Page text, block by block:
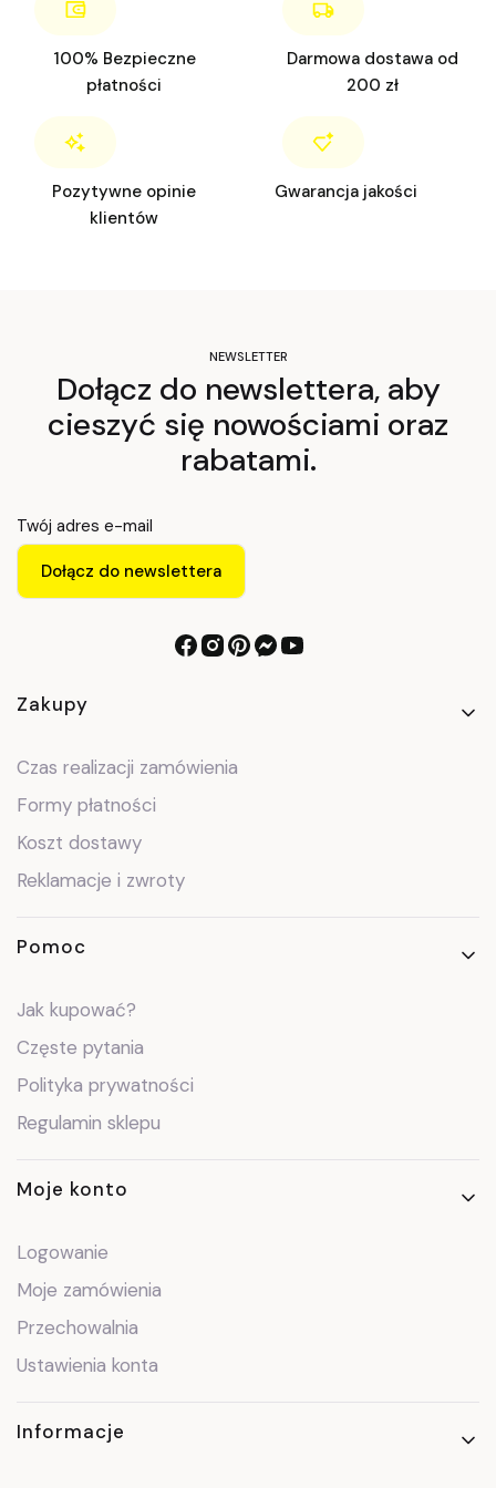
100% Bezpieczne
płatności
Darmowa dostawa od
200 zł
Pozytywne opinie
klientów
Gwarancja jakości
NEWSLETTER
Dołącz do newslettera, aby
cieszyć się nowościami oraz
rabatami.
Twój adres e-mail
Dołącz do newslettera
Linki w stopce
Zakupy
Czas realizacji zamówienia
Formy płatności
Koszt dostawy
Reklamacje i zwroty
Pomoc
Jak kupować?
Częste pytania
Polityka prywatności
Regulamin sklepu
Moje konto
Logowanie
Moje zamówienia
Przechowalnia
Ustawienia konta
Informacje